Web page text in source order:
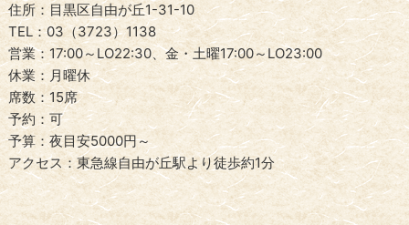
住所：目黒区自由が丘1-31-10
TEL：03（3723）1138
営業：17:00～LO22:30、金・土曜17:00～LO23:00
休業：月曜休
席数：15席
予約：可
予算：夜目安5000円～
アクセス：東急線自由が丘駅より徒歩約1分